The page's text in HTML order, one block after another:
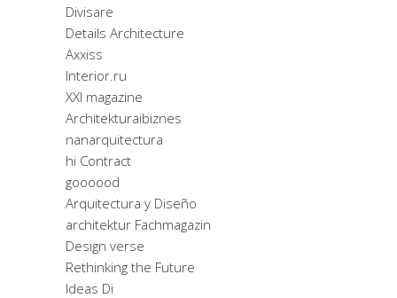
Divisare
Details Architecture
Axxiss
Interior.ru
XXI magazine
Architekturaibiznes
nanarquitectura
hi Contract
goooood
Arquitectura y Diseño
architektur Fachmagazin
Design verse
Rethinking the Future
Ideas Di